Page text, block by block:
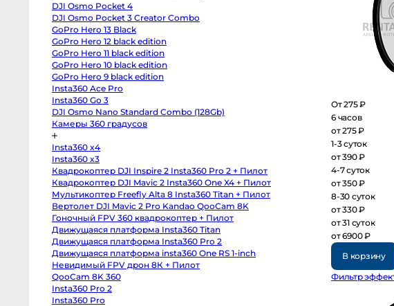
II
body
a7S
III
body
Sony
a7S
II
body
Sony
a6400
body
Sony
RX10
IV
Зеркальные
камеры
Canon
5D
Mark
IV
DJI Osmo Pocket 4
DJI Osmo Pocket 3 Creator Combo
GoPro Hero 13 Black
GoPro Hero 12 black edition
GoPro Hero 11 black edition
GoPro Hero 10 black edition
GoPro Hero 9 black edition
Insta360 Ace Pro
Insta360 Go 3
DJI Osmo Nano Standard Combo (128Gb)
Камеры 360 градусов
Insta360 x4
Insta360 x3
Квадрокоптер DJI Inspire 2 Insta360 Pro 2 + Пилот
Квадрокоптер DJI Mavic 2 Insta360 One X4 + Пилот
Мультикоптер Freefly Alta 8 Insta360 Titan + Пилот
Вертолет DJI Mavic 2 Pro Kandao QooCam 8K
Гоночный FPV 360 квадрокоптер + Пилот
Движущаяся платформа Insta360 Titan
Движущаяся платформа Insta360 Pro 2
Движущаяся платформа insta360 One RS 1-inch
Невидимый FPV дрон 8К + Пилот
QooCam 8K 360
Insta360 Pro 2
Insta360 Pro
От 275 ₽
6 часов
от 275 ₽
1-3 суток
от 390 ₽
4-7 суток
от 350 ₽
8-30 суток
от 330 ₽
от 31 суток
от 6900 ₽
В корзину
Фильтр